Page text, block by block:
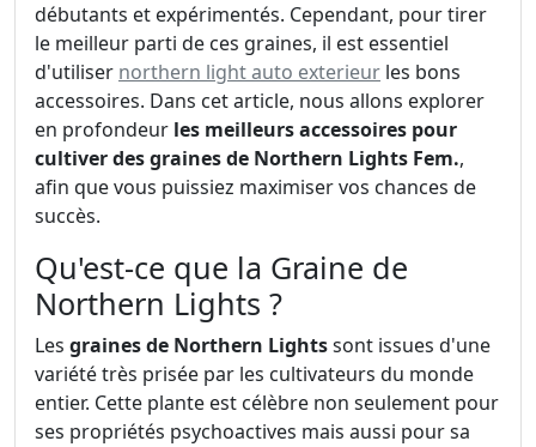
débutants et expérimentés. Cependant, pour tirer
le meilleur parti de ces graines, il est essentiel
d'utiliser northern light auto exterieur les bons
accessoires. Dans cet article, nous allons explorer
en profondeur les meilleurs accessoires pour
cultiver des graines de Northern Lights Fem.,
afin que vous puissiez maximiser vos chances de
succès.
Qu'est-ce que la Graine de
Northern Lights ?
Les graines de Northern Lightssont issues d'une
variété très prisée par les cultivateurs du monde
entier. Cette plante est célèbre non seulement pour
ses propriétés psychoactives mais aussi pour sa